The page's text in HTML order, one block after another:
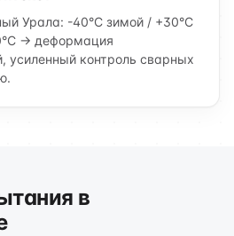
Урала: -40°C зимой / +30°C
→ деформация
усиленный контроль сварных
в